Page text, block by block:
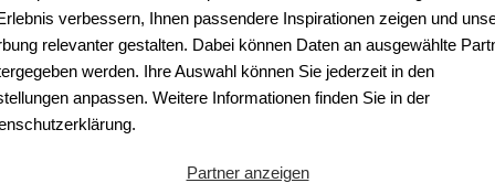
verbessern, Ihnen passendere Inspirationen zeigen und
relevanter gestalten. Dabei können Daten an ausgewählte
werden. Ihre Auswahl können Sie jederzeit in den
anpassen. Weitere Informationen finden Sie in der
Partner anzeigen
Da ist etwas schiefgelaufen.
Leider ist ein technischer Fehler aufgetreten.
Bitte laden Sie die Seite neu.